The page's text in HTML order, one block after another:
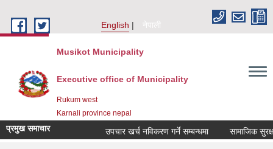
English
नेपाली
Musikot Municipality
Executive office of Municipality
Rukum west
Karnali province nepal
प्रमुख समाचार उपचार खर्च नविकरण गर्ने सम्बन्धमा